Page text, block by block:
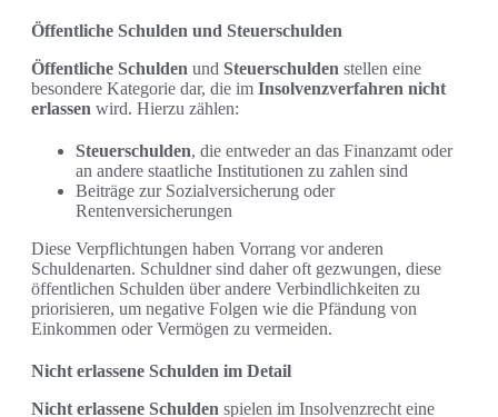
Öffentliche Schulden und Steuerschulden
Öffentliche Schulden und Steuerschulden stellen eine
besondere Kategorie dar, die im Insolvenzverfahren nicht
erlassen wird. Hierzu zählen:
Steuerschulden, die entweder an das Finanzamt oder
an andere staatliche Institutionen zu zahlen sind
Beiträge zur Sozialversicherung oder
Rentenversicherungen
Diese Verpflichtungen haben Vorrang vor anderen
Schuldenarten. Schuldner sind daher oft gezwungen, diese
öffentlichen Schulden über andere Verbindlichkeiten zu
priorisieren, um negative Folgen wie die Pfändung von
Einkommen oder Vermögen zu vermeiden.
Nicht erlassene Schulden im Detail
Nicht erlassene Schulden spielen im Insolvenzrecht eine